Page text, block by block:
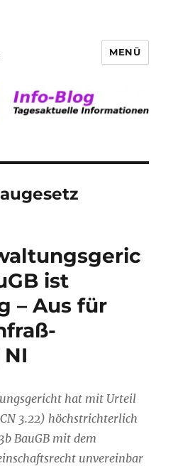
MENÜ
ist
– Aus für
hat mit Urteil
3.22) höchstrichterlich
BauGB mit dem
unvereinbar